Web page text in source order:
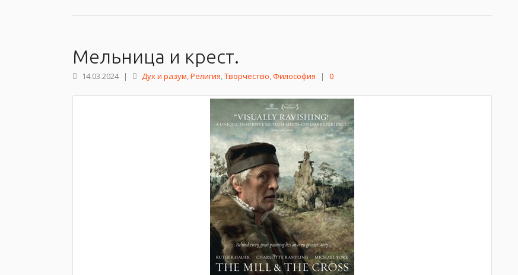
Мельница и крест.
14.03.2024 | Дух и разум,Религия,Творчество,Философия | 0